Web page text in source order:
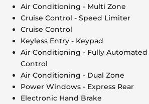
Air Conditioning - Multi Zone
Cruise Control - Speed Limiter
Cruise Control
Keyless Entry - Keypad
Air Conditioning - Fully Automated
Control
Air Conditioning - Dual Zone
Power Windows - Express Rear
Electronic Hand Brake